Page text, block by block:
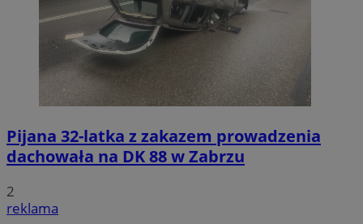
Pijana 32-latka z zakazem prowadzenia
dachowała na DK 88 w Zabrzu
2
reklama